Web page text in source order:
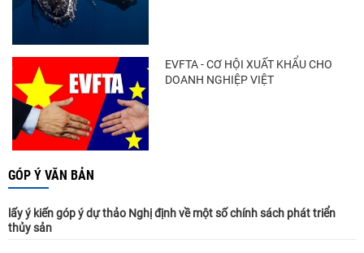
EVFTA - CƠ HỘI XUẤT KHẨU CHO
DOANH NGHIỆP VIỆT
GÓP Ý VĂN BẢN
lấy ý kiến góp ý dự thảo Nghị định về một số chính sách phát triển
thủy sản